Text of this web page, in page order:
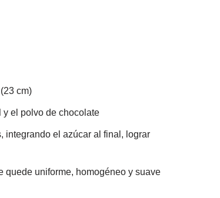
cm)
y el polvo de chocolate
integrando el azúcar al final, lograr
quede uniforme, homogéneo y suave